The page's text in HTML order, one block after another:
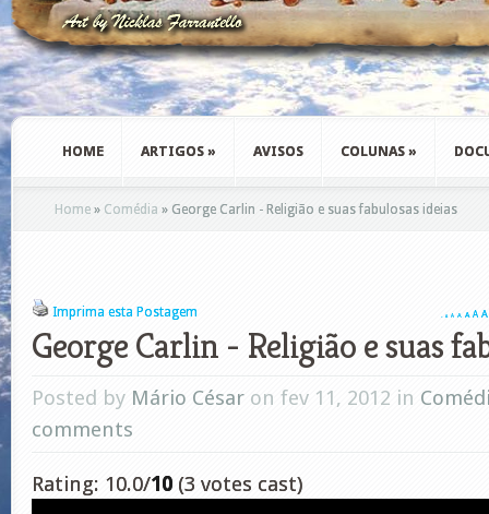
HOME ARTIGOS » AVISOS COLUNAS »
Home » Comédia » George Carlin - Religião e suas fabulosas ideias
Imprima esta Postagem A A A A A A A
George Carlin - Religião e suas
Posted by Mário César on fev 11, 2012 in
comments
Rating: 10.0/10 (3 votes cast)